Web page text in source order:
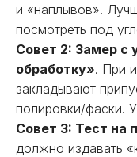
и «наплывов».
посмотреть под
Совет 2: Замер с
обработку». При
закладывают
полировки/фаски.
Совет 3: Тест на
должно издавать